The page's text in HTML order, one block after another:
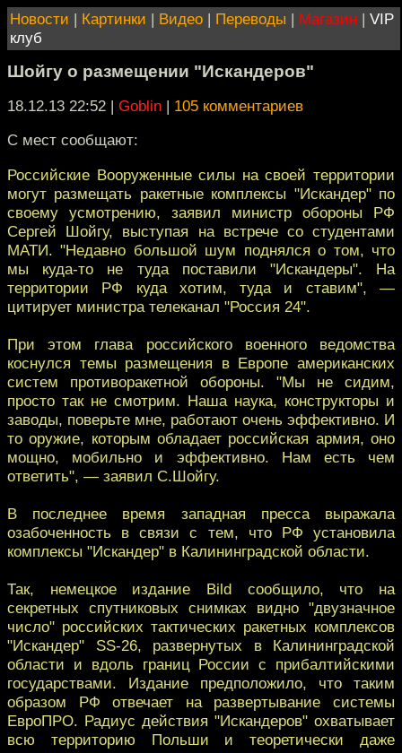
Новости | Картинки | Видео | Переводы | Магазин | VIP
клуб
Шойгу о размещении "Искандеров"
18.12.13 22:52 | Goblin | 105 комментариев
С мест сообщают:
Российские Вооруженные силы на своей территории
могут размещать ракетные комплексы "Искандер" по
своему усмотрению, заявил министр обороны РФ
Сергей Шойгу, выступая на встрече со студентами
МАТИ. "Недавно большой шум поднялся о том, что
мы куда-то не туда поставили "Искандеры". На
территории РФ куда хотим, туда и ставим", —
цитирует министра телеканал "Россия 24".
При этом глава российского военного ведомства
коснулся темы размещения в Европе американских
систем противоракетной обороны. "Мы не сидим,
просто так не смотрим. Наша наука, конструкторы и
заводы, поверьте мне, работают очень эффективно. И
то оружие, которым обладает российская армия, оно
мощно, мобильно и эффективно. Нам есть чем
ответить", — заявил С.Шойгу.
В последнее время западная пресса выражала
озабоченность в связи с тем, что РФ установила
комплексы "Искандер" в Калининградской области.
Так, немецкое издание Bild сообщило, что на
секретных спутниковых снимках видно "двузначное
число" российских тактических ракетных комплексов
"Искандер" SS-26, развернутых в Калининградской
области и вдоль границ России с прибалтийскими
государствами. Издание предположило, что таким
образом РФ отвечает на развертывание системы
ЕвроПРО. Радиус действия "Искандеров" охватывает
всю территорию Польши и теоретически даже